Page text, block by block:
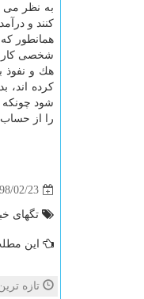
به نظر می
كنند و
همانطور
شخصی
هك و نفوذ
كرده اند،
شود چونكه
را از
02/23
تگهای
این
تازه